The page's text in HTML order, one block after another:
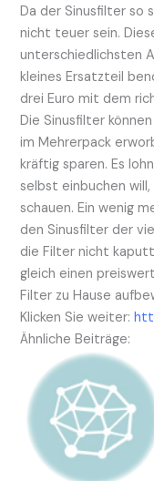
Da der Sinusfilter so
nicht teuer sein.
unterschiedlichsten
kleines Ersatzteil
drei Euro mit dem
Die Sinusfilter
im Mehrerpack
kräftig sparen. Es
selbst einbuchen
schauen. Ein wenig
den Sinusfilter der
die Filter nicht
gleich einen
Filter zu Hause
Klicken Sie weiter:
Ähnliche Beiträge: